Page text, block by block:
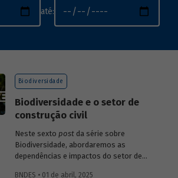
até:
Biodiversidade
Biodiversidade e o setor de
construção civil
Neste sexto postda série sobre
Biodiversidade, abordaremos as
dependências e impactos do setor de
BNDES • 01 de abril, 2025